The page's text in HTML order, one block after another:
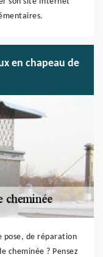
en chapeau de
pose, de réparation
cheminée ? Pensez